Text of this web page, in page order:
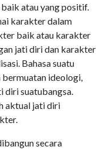
atau yang positif.
karakter dalam
baik atau karakter
jati diri dan karakter
Bahasa suatu
bermuatan ideologi,
diri suatubangsa.
aktual jati diri
secara